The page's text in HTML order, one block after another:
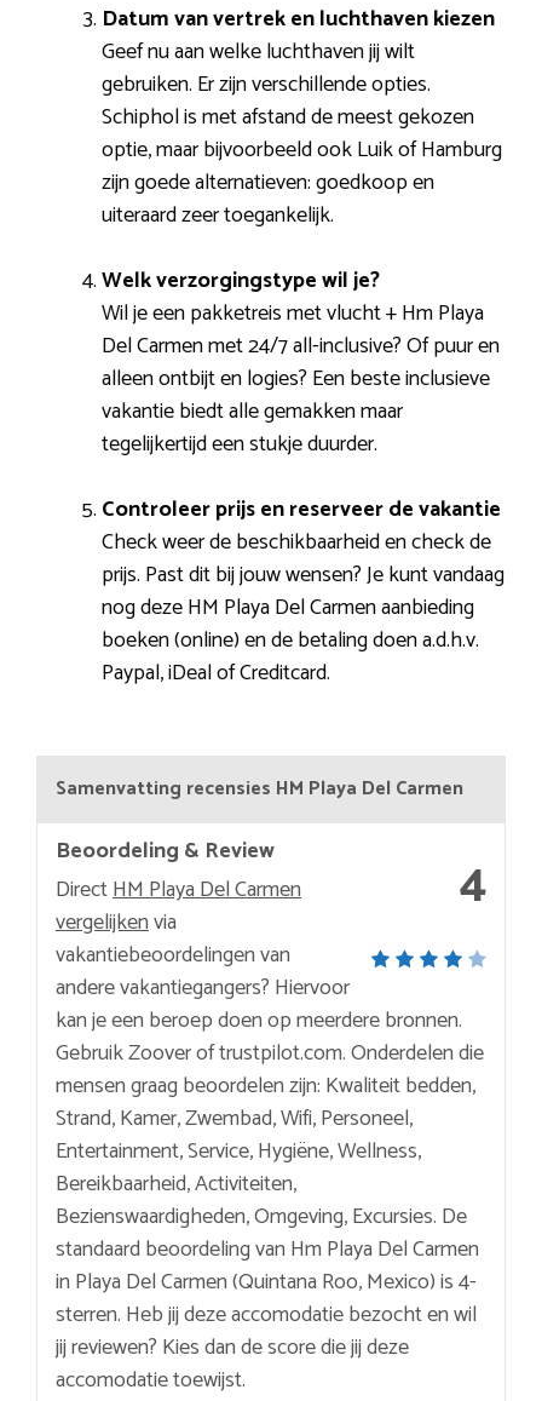
Datum van vertrek en luchthaven kiezen
Geef nu aan welke luchthaven jij wilt
gebruiken. Er zijn verschillende opties.
Schiphol is met afstand de meest gekozen
optie, maar bijvoorbeeld ook Luik of Hamburg
zijn goede alternatieven: goedkoop en
uiteraard zeer toegankelijk.
Welk verzorgingstype wil je?
Wil je een pakketreis met vlucht + Hm Playa
Del Carmen met 24/7 all-inclusive? Of puur en
alleen ontbijt en logies? Een beste inclusieve
vakantie biedt alle gemakken maar
tegelijkertijd een stukje duurder.
Controleer prijs en reserveer de vakantie
Check weer de beschikbaarheid en check de
prijs. Past dit bij jouw wensen? Je kunt vandaag
nog deze HM Playa Del Carmen aanbieding
boeken (online) en de betaling doen a.d.h.v.
Paypal, iDeal of Creditcard.
Samenvatting recensies HM Playa Del Carmen
4
Beoordeling & Review
DirectHM Playa Del Carmen
vergelijkenvia
vakantiebeoordelingen van
andere vakantiegangers? Hiervoor
kan je een beroep doen op meerdere bronnen.
Gebruik Zoover of trustpilot.com. Onderdelen die
mensen graag beoordelen zijn: Kwaliteit bedden,
Strand, Kamer, Zwembad, Wifi, Personeel,
Entertainment, Service, Hygiëne, Wellness,
Bereikbaarheid, Activiteiten,
Bezienswaardigheden, Omgeving, Excursies. De
standaard beoordeling van Hm Playa Del Carmen
in Playa Del Carmen (Quintana Roo, Mexico) is 4-
sterren. Heb jij deze accomodatie bezocht en wil
jij reviewen? Kies dan de score die jij deze
accomodatie toewijst.